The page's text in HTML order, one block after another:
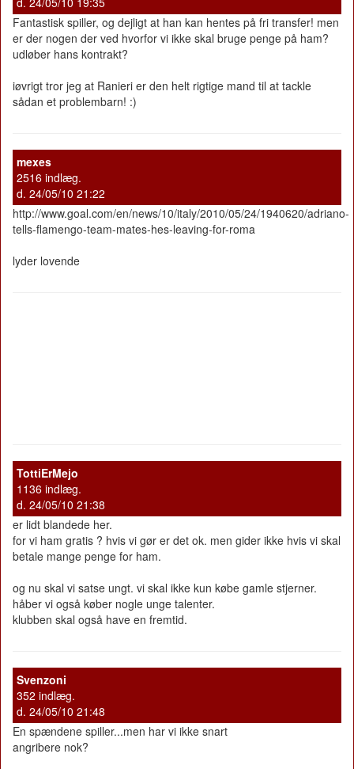
Fantastisk spiller, og dejligt at han kan hentes på fri transfer! men
er der nogen der ved hvorfor vi ikke skal bruge penge på ham?
udløber hans kontrakt?
iøvrigt tror jeg at Ranieri er den helt rigtige mand til at tackle
sådan et problembarn! :)
mexes
2516 indlæg.
d. 24/05/10 21:22
http://www.goal.com/en/news/10/italy/2010/05/24/1940620/adriano-
tells-flamengo-team-mates-hes-leaving-for-roma
lyder lovende
TottiErMejo
1136 indlæg.
d. 24/05/10 21:38
er lidt blandede her.
for vi ham gratis ? hvis vi gør er det ok. men gider ikke hvis vi skal
betale mange penge for ham.
og nu skal vi satse ungt. vi skal ikke kun købe gamle stjerner.
håber vi også køber nogle unge talenter.
klubben skal også have en fremtid.
Svenzoni
352 indlæg.
d. 24/05/10 21:48
En spændene spiller...men har vi ikke snart
angribere nok?